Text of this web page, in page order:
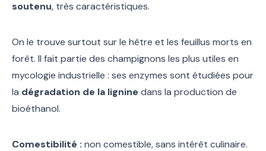
soutenu, très caractéristiques.
On le trouve surtout sur le hêtre et les feuillus morts en
forêt. Il fait partie des champignons les plus utiles en
mycologie industrielle : ses enzymes sont étudiées pour
la dégradation de la lignine dans la production de
bioéthanol.
Comestibilité : non comestible, sans intérêt culinaire.